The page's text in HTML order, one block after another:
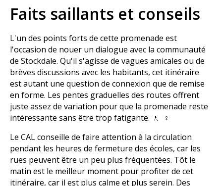
Faits saillants et conseils
L'un des points forts de cette promenade est
l'occasion de nouer un dialogue avec la communauté
de Stockdale. Qu'il s'agisse de vagues amicales ou de
brèves discussions avec les habitants, cet itinéraire
est autant une question de connexion que de remise
en forme. Les pentes graduelles des routes offrent
juste assez de variation pour que la promenade reste
intéressante sans être trop fatigante. 🚶 ‍ ♀️
Le CAL conseille de faire attention à la circulation
pendant les heures de fermeture des écoles, car les
rues peuvent être un peu plus fréquentées. Tôt le
matin est le meilleur moment pour profiter de cet
itinéraire, car il est plus calme et plus serein. Des